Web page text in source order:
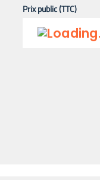
Prix public (TTC)